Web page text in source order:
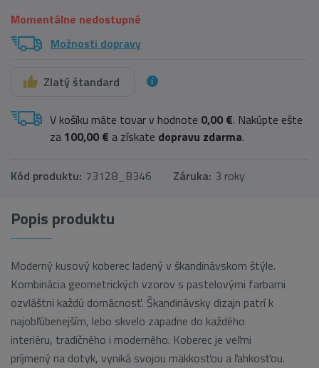
Momentálne nedostupné
Možnosti dopravy
Zlatý štandard
V košíku máte tovar v hodnote 0,00 €. Nakúpte ešte
za 100,00 € a získate dopravu zdarma.
Kód produktu: 73128_B346 Záruka: 3 roky
Popis produktu
Moderný kusový koberec ladený v škandinávskom štýle.
Kombinácia geometrických vzorov s pastelovými farbami
ozvláštni každú domácnosť. Škandinávsky dizajn patrí k
najobľúbenejším, lebo skvelo zapadne do každého
interiéru, tradičného i moderného. Koberec je veľmi
príjmený na dotyk, vyniká svojou mäkkosťou a ľahkosťou.